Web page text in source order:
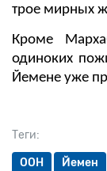
Теги:
ООН Йемен
трое мирных
Кроме
одиноких
Йемене уже